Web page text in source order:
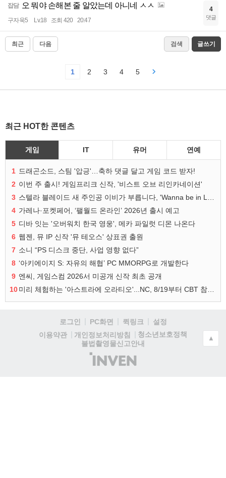
잡담 오 뭐야 손해본 줄 알았는데 아니네 ㅅㅅ
구자욱5 Lv.18 조회 420 20:47
4
댓글
최근 다음 검색 글쓰기
1 2 3 4 5
최근 HOT한 콘텐츠
게임 IT 유머 연예
1 드래곤소드, 스팀 '압긍'…축하 댓글 달고 게임 코드 받자!
2 이번 주 출시! 게임프리크 신작, '비스트 오브 리인카네이션'
3
4 가레나·포켓페어, ‘팰월드 온라인’ 2026년 출시 예고
5 디바 잇는 '오버워치 한국 영웅', 메카 파일럿 디몬 나온다
6 웹젠, 뮤 IP 신작 '뮤 테오스' 상표권 출원
7 소니 “PS 디스크 중단, 사업 영향 없다”
8 ‘아키에이지 S: 자유의 해협’ PC MMORPG로 개발한다
9 엔씨, 게임스컴 2026서 미공개 신작 최초 공개
10
로그인 PC화면 퀵링크
설정
이용약관
개인정보처리방침
청소년보호정책
불법촬영물신고안내
(주)
인
▲